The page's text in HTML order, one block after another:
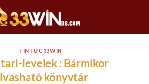
TIN TỨC 33WIN
levelek : Bármikor
könyvtár